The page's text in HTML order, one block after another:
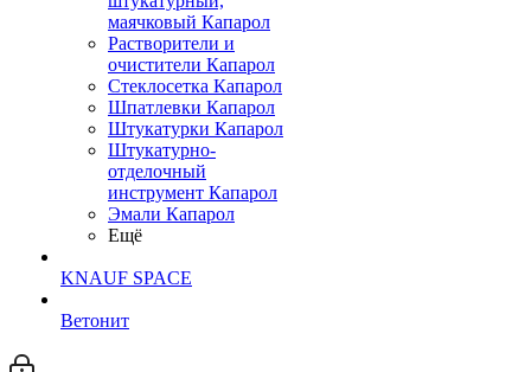
маячковый Капарол
Растворители и
очистители Капарол
Cтеклосетка Капарол
Шпатлевки Капарол
Штукатурки Капарол
Штукатурно-
отделочный
инструмент Капарол
Эмали Капарол
Ещё
KNAUF SPACE
Ветонит